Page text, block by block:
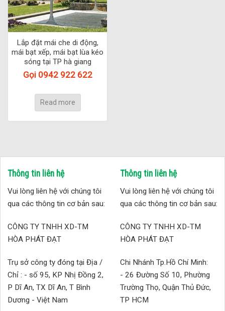
Lắp đặt mái che di động,
mái bạt xếp, mái bạt lùa kéo
sóng tại TP hà giang
Gọi 0942 922 622
Read more
Thông tin liên hệ
Vui lòng liên hệ với chúng tôi
qua các thông tin cơ bản sau:
CÔNG TY TNHH XD-TM
HÒA PHÁT ĐẠT
Trụ sở công ty đóng tại Địa /
Chỉ : - số 95, KP Nhị Đồng 2,
P Dĩ An, TX Dĩ An, T Bình
Dương - Việt Nam
Thông tin liên hệ
Vui lòng liên hệ với chúng tôi
qua các thông tin cơ bản sau:
CÔNG TY TNHH XD-TM
HÒA PHÁT ĐẠT
Chi Nhánh Tp.Hồ Chí Minh:
- 26 Đường Số 10, Phường
Trường Thọ, Quận Thủ Đức,
TP HCM